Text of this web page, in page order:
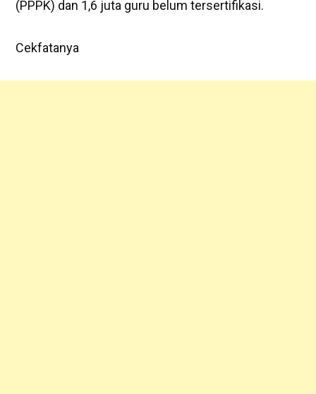
(PPPK) dan 1,6 juta guru belum tersertifikasi.
Cekfatanya